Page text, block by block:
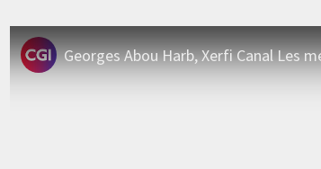
Georges Abou Harb, Xerfi Canal Les